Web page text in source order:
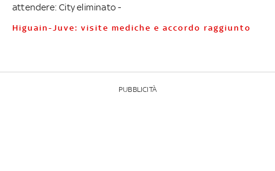
attendere: City eliminato -
Higuain-Juve: visite mediche e accordo raggiunto
PUBBLICITÀ